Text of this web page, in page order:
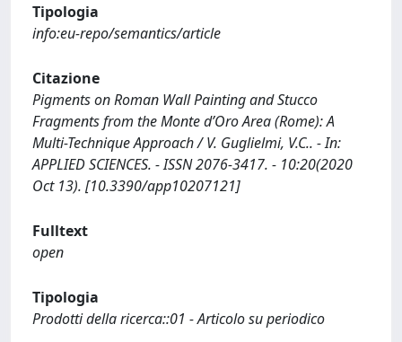
Tipologia
info:eu-repo/semantics/article
Citazione
Pigments on Roman Wall Painting and Stucco
Fragments from the Monte d’Oro Area (Rome): A
Multi-Technique Approach / V. Guglielmi, V.C.. - In:
APPLIED SCIENCES. - ISSN 2076-3417. - 10:20(2020
Oct 13). [10.3390/app10207121]
Fulltext
open
Tipologia
Prodotti della ricerca::01 - Articolo su periodico